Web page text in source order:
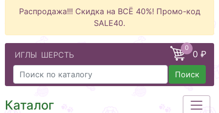
Распродажа!!! Скидка на ВСЁ 40%! Промо-код
SALE40.
ИГЛЫ ШЕРСТЬ
0
0 ₽
Поиск
Каталог